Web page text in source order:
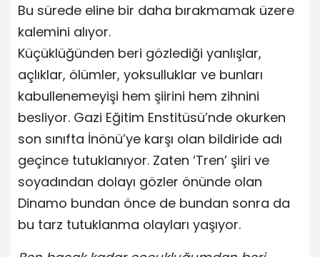
Bu sürede eline bir daha bırakmamak üzere
kalemini alıyor.
Küçüklüğünden beri gözlediği yanlışlar,
açlıklar, ölümler, yoksulluklar ve bunları
kabullenemeyişi hem şiirini hem zihnini
besliyor. Gazi Eğitim Enstitüsü’nde okurken
son sınıfta İnönü’ye karşı olan bildiride adı
geçince tutuklanıyor. Zaten ‘Tren’ şiiri ve
soyadından dolayı gözler önünde olan
Dinamo bundan önce de bundan sonra da
bu tarz tutuklanma olayları yaşıyor.